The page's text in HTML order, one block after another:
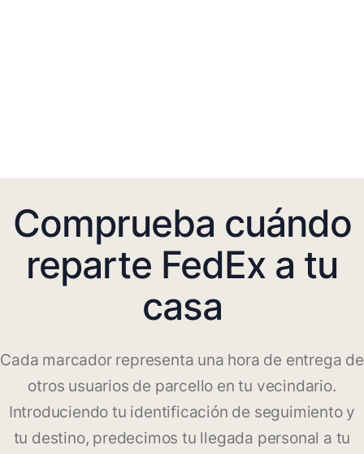
Comprueba cuándo
reparte FedEx a tu
casa
Cada marcador representa una hora de entrega de
otros usuarios de parcello en tu vecindario.
Introduciendo tu identificación de seguimiento y
tu destino, predecimos tu llegada personal a tu